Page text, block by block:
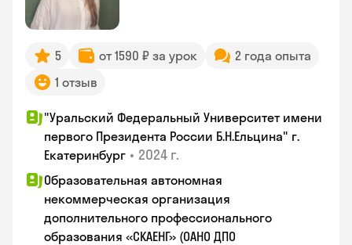
5 от 1590 ₽ за урок
2 года опыта
1 отзыв
"Уральский Федеральный Университет имени
первого Президента России Б.Н.Ельцина" г.
Екатеринбург • 2024 г.
Образовательная автономная
некоммерческая организация
дополнительного профессионального
образования «СКАЕНГ» (ОАНО ДПО